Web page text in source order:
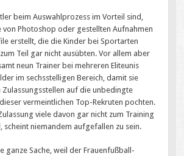
beim Auswahlprozess im Vorteil sind,
Photoshop oder gestellten Aufnahmen
erstellt, die die Kinder bei Sportarten
Teil gar nicht ausübten. Vor allem aber
neun Trainer bei mehreren Eliteunis
im sechsstelligen Bereich, damit sie
auf die unbedingte
vermeintlichen Top-Rekruten pochten.
viele davon gar nicht zum Training
scheint niemandem aufgefallen zu sein.
ganze Sache, weil der Frauenfußball-